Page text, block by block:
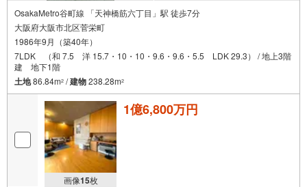
■小・中学校ともに徒歩3分以内で子育て安心！
■『ココカラファイン 東淀川小松店』まで徒歩13分！
■『ファミリーマート 武岡小松四丁目店』まで徒歩4分！
■4DK！
■南西角地につき日当たり・通風良好！
■二面採光の居室が多く、風通しの良い住まい！
■3階洋室は続き間で多目的に利用可能！
【弊社の特徴について】
■駐車場完備。お車でのご来場も可能です。
■キッズスペースもございますので、小さなお子様がいらっしゃるご家族も
お気軽にご来場ください！
【営業時間 10:00～19:00】（定休日なし）火曜日・水曜日も営業しており
OsakaMetro谷町線 「天神橋筋六丁目」駅 徒歩7分
大阪府大阪市北区菅栄町
1986年9月（築40年）
7LDK （和 7.5 洋 15.7・10・10・9.6・9.6・5.5 LDK 29.3） / 地上3階
建 地下1階
土地86.84m2 /建物238.28m2
画像15枚
1億6,800万円